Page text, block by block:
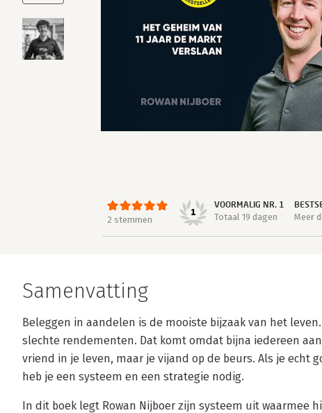
2 stemmen
1
VOORMALIG NR. 1
Totaal 19 dagen
Meer
Samenvatting
Beleggen in aandelen is de mooiste bijzaak van het
slechte rendementen. Dat komt omdat bijna iedereen
vriend in je leven, maar je vijand op de beurs. Als je echt
heb je een systeem en een strategie nodig.
In dit boek legt Rowan Nijboer zijn systeem uit waarmee